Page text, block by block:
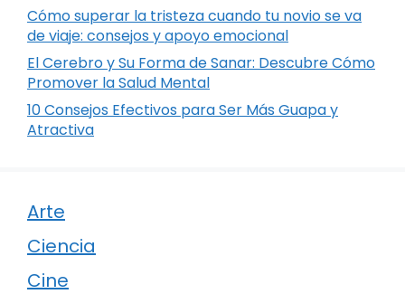
Cómo superar la tristeza cuando tu novio se va
de viaje: consejos y apoyo emocional
El Cerebro y Su Forma de Sanar: Descubre Cómo
Promover la Salud Mental
10 Consejos Efectivos para Ser Más Guapa y
Atractiva
Arte
Ciencia
Cine